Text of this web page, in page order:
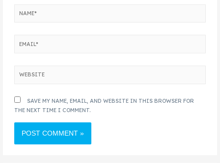
SAVE MY NAME, EMAIL, AND WEBSITE IN THIS BROWSER FOR
THE NEXT TIME I COMMENT.